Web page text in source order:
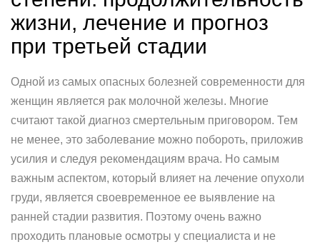
жизни, лечение и прогноз
при третьей стадии
Одной из самых опасных болезней современности для
женщин является рак молочной железы. Многие
считают такой диагноз смертельным приговором. Тем
не менее, это заболевание можно побороть, приложив
усилия и следуя рекомендациям врача. Но самым
важным аспектом, который влияет на лечение опухоли
груди, является своевременное ее выявление на
ранней стадии развития. Поэтому очень важно
проходить плановые осмотры у специалиста и не